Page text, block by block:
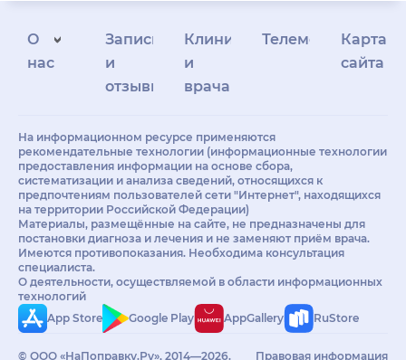
О
нас
Запись
и
отзывы
Клиникам
и
врачам
Телемедицина
Карта
сайта
На информационном ресурсе применяются
рекомендательные технологии (информационные технологии
предоставления информации на основе сбора,
систематизации и анализа сведений, относящихся к
предпочтениям пользователей сети "Интернет", находящихся
на территории Российской Федерации)
Материалы, размещённые на сайте, не предназначены для
постановки диагноза и лечения и не заменяют приём врача.
Имеются противопоказания. Необходима консультация
специалиста.
О деятельности, осуществляемой в области информационных
технологий
App Store
Google Play AppGallery RuStore
© ООО «НаПоправку.Ру», 2014—2026.
Правовая информация